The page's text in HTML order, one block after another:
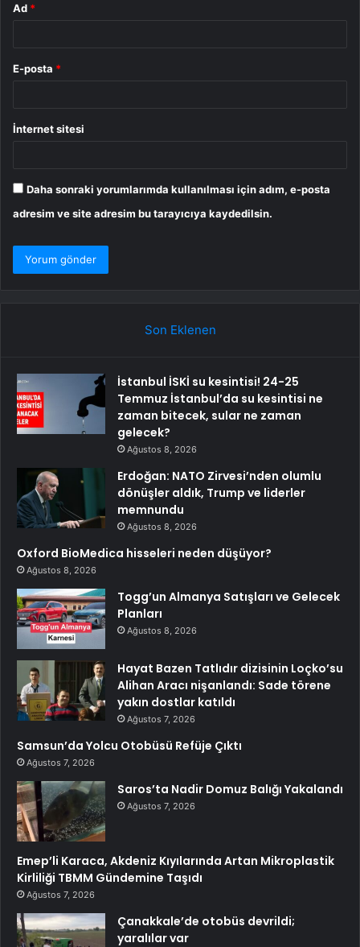
Ad *
E-posta *
İnternet sitesi
Daha sonraki yorumlarımda kullanılması için adım, e-posta
adresim ve site adresim bu tarayıcıya kaydedilsin.
Son Eklenen
İstanbul İSKİ su kesintisi! 24-25
Temmuz İstanbul’da su kesintisi ne
zaman bitecek, sular ne zaman
gelecek?
Ağustos 8, 2026
Erdoğan: NATO Zirvesi’nden olumlu
dönüşler aldık, Trump ve liderler
memnundu
Ağustos 8, 2026
Oxford BioMedica hisseleri neden düşüyor?
Ağustos 8, 2026
Togg’un Almanya Satışları ve Gelecek
Planları
Ağustos 8, 2026
Hayat Bazen Tatlıdır dizisinin Loçko’su
Alihan Aracı nişanlandı: Sade törene
yakın dostlar katıldı
Ağustos 7, 2026
Samsun’da Yolcu Otobüsü Refüje Çıktı
Ağustos 7, 2026
Saros’ta Nadir Domuz Balığı Yakalandı
Ağustos 7, 2026
Emep’li Karaca, Akdeniz Kıyılarında Artan Mikroplastik
Kirliliği TBMM Gündemine Taşıdı
Ağustos 7, 2026
Çanakkale’de otobüs devrildi;
yaralılar var